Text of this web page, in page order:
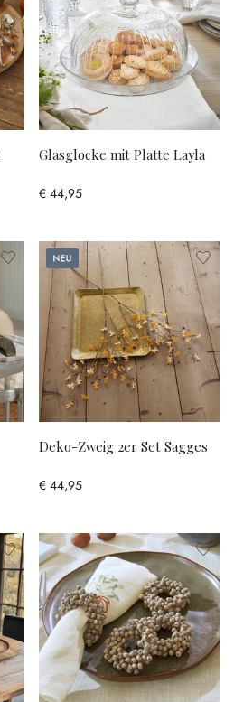
Glasglocke mit Platte Layla
€ 44,95
Neu
Deko-Zweig 2er Set Sagges
€ 44,95